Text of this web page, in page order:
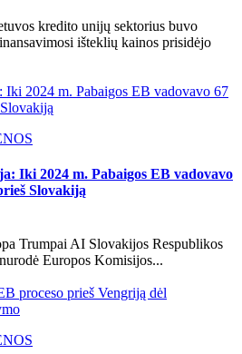
kredito unijų sektorius buvo
išteklių kainos prisidėjo
2024 m. Pabaigos EB vadovavo 67
Iki 2024 m. Pabaigos EB vadovavo
Slovakiją
Trumpai AI Slovakijos Respublikos
Europos Komisijos...
proceso prieš Vengriją dėl